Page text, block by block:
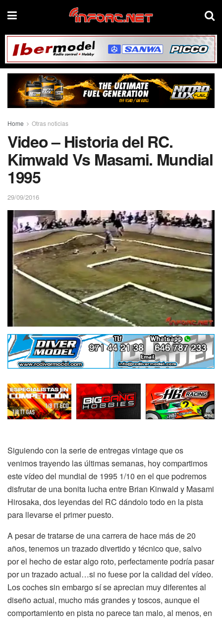
Home Otras noticias
Video – Historia del RC.
Kimwald Vs Masami. Mundial
1995
29/09/2016
Siguiendo con la serie de entregas vintage que os
venimos trayendo las últimas semanas, hoy compartimos
este vídeo del mundial de 1995 1/10 en el que podremos
disfrutar de una bonita lucha entre Brian Kinwald y Masami
Hirosaka, dos leyendas del RC dándolo todo en la pista
para llevarse el primer puesto.
A pesar de tratarse de una carrera de hace más de 20
años, tenemos un trazado divertido y técnico que, salvo
por el hecho de estar algo roto, perfectamente podría pasar
por un trazado actual…si no fuese por la calidad del vídeo.
Los coches sin embargo sí se aprecian muy diferentes al
diseño actual, mucho más grandes y toscos, aunque el
comportamiento en pista no parece tan malo, al menos, en